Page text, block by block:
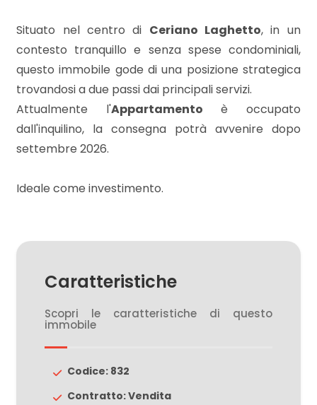
Situato nel centro di Ceriano Laghetto, in un
contesto tranquillo e senza spese condominiali,
questo immobile gode di una posizione strategica
trovandosi a due passi dai principali servizi.
Attualmente l'Appartamento è occupato
dall'inquilino, la consegna potrà avvenire dopo
settembre 2026.
Ideale come investimento.
Caratteristiche
Scopri le caratteristiche di questo
immobile
Codice: 832
Contratto: Vendita
2
3
4
minimi
Qualsiasi